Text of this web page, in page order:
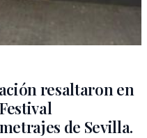
resaltaron en
de Sevilla.